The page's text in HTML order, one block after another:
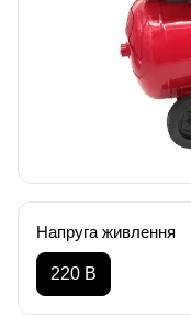
Напруга живлення
220 В